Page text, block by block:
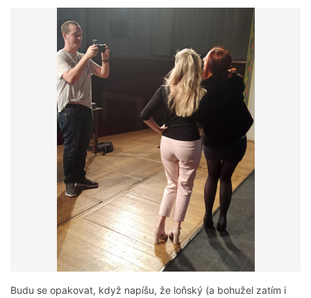
Budu se opakovat, když napíšu, že loňský (a bohužel zatím i